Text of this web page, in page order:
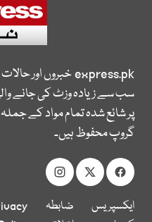
express.pkخبروں اور
سب سے زیادہ وزٹ کی جانے
پر شائع شدہ تمام مواد کے
گروپ محفوظ ہیں۔
ایکسپریس
ضابطہ